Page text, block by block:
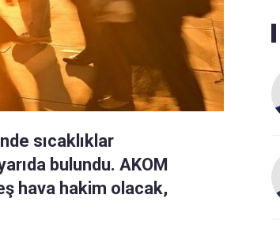
sıcaklıklar
bulundu. AKOM
hava hakim olacak,